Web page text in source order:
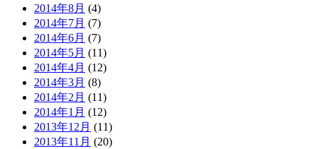
2014年8月 (4)
2014年7月 (7)
2014年6月 (7)
2014年5月 (11)
2014年4月 (12)
2014年3月 (8)
2014年2月 (11)
2014年1月 (12)
2013年12月 (11)
2013年11月 (20)